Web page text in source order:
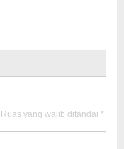
Ruas yang wajib ditandai *